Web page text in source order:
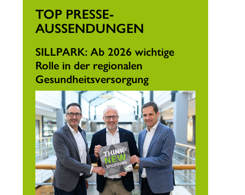
TOP PRESSE­
AUSSENDUNGEN
SILLPARK: Ab 2026 wichtige
Rolle in der regionalen
Gesundheitsversorgung